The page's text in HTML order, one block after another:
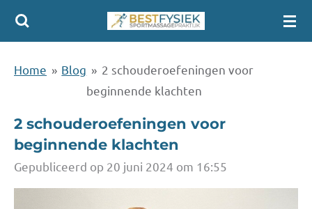
Ga
de
Home » Blog » 2 schouderoefeningen voor
beginnende klachten
2 schouderoefeningen voor
beginnende klachten
Gepubliceerd op 20 juni 2024 om 16:55